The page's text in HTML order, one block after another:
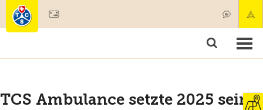
Mitgliedschaft & Leistungen
TCS Ambulance setzte 2025 sein